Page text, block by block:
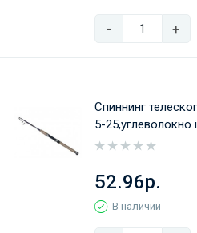
- +
Спиннинг
5-25,углеволокно
52.96р.
В наличии